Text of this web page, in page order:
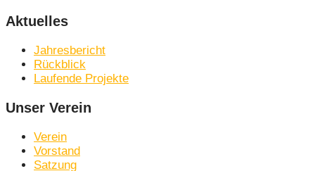
Aktuelles
Jahresbericht
Rückblick
Laufende Projekte
Unser Verein
Verein
Vorstand
Satzung